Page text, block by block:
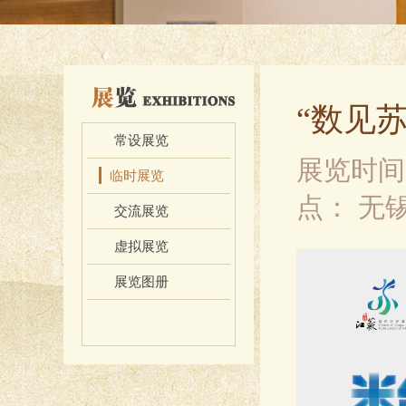
常设展览
临时展览
交流展览
虚拟展览
展览图册
“数见
展览时
点： 无